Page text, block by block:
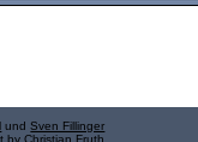
undSven Fillinger
byChristian Fruth